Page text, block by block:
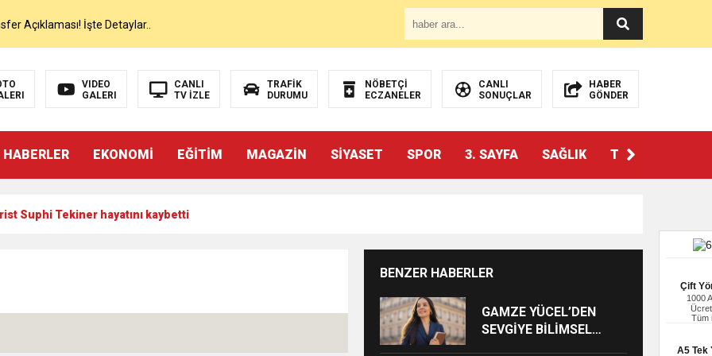
Çift
1000
Tüm
A5 Tek
Açıklaması! İşte Detaylar..
İlk Sözleri!
Yayında Transferi Açıkladı
Salah Transferini Tamamladı
VIDEO
GALERI
CANLI
TV İZLE
TRAFİK
DURUMU
NÖBETÇİ
ECZANELER
CANLI
SONUÇLAR
HABER
GÖNDER
HABERLER EKONOMİ EĞİTİM MAGAZİN SİYASET SPOR 3. SAYFA SAĞLIK TEKNOLOJİ
Suphi Tekiner hayatını kaybetti
BENZER HABERLER
GAMZE YÜCEL’DEN
SEVGİYE BİLİMSEL